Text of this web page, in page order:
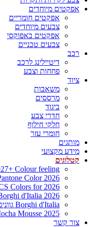
אפקטים מיוחדים
אפקטים חומריים
צבעים מיוחדים
אפקטים באפוקסי
צבעים טכניים
רכב
דיטיילינג לרכב
פחחות וצבע
ציוד
משאבות
מרססים
ביגוד
חדרי צבע
חלקי חילוף
חומרי עזר
מותגים
מידע מקצועי
קטלוגים
Colour feeling
Color 2026
Colors for 2026+
d'Italia 2026
Borghi d'Italia גוונים חדשים 2025
Mousse 2025
צור קשר